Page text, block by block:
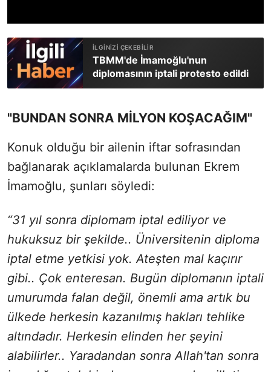
TBMM'de İmamoğlu'nun
diplomasının iptali protesto edildi
"BUNDAN SONRA MİLYON KOŞACAĞIM"
Konuk olduğu bir ailenin iftar sofrasından
bağlanarak açıklamalarda bulunan Ekrem
İmamoğlu, şunları söyledi:
“31 yıl sonra diplomam iptal ediliyor ve
hukuksuz bir şekilde.. Üniversitenin diploma
iptal etme yetkisi yok. Ateşten mal kaçırır
gibi.. Çok enteresan. Bugün diplomanın iptali
umurumda falan değil, önemli ama artık bu
ülkede herkesin kazanılmış hakları tehlike
altındadır. Herkesin elinden her şeyini
alabilirler.. Yaradandan sonra Allah'tan sonra